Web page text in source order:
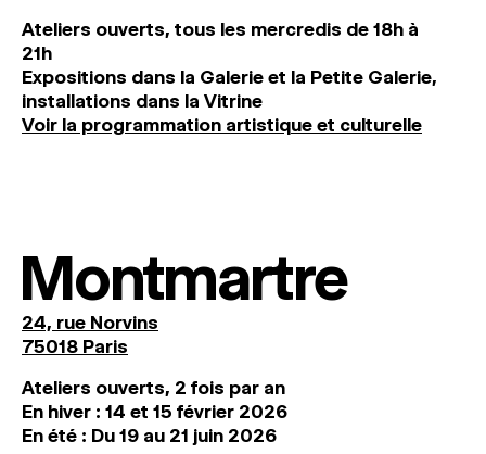
Ateliers ouverts, tous les mercredis de 18h à
21h
Expositions dans la Galerie et la Petite Galerie,
installations dans la Vitrine
Voir la programmation artistique et culturelle
Montmartre
24, rue Norvins
75018 Paris
Ateliers ouverts, 2 fois par an
En hiver : 14 et 15 février 2026
En été : Du 19 au 21 juin 2026